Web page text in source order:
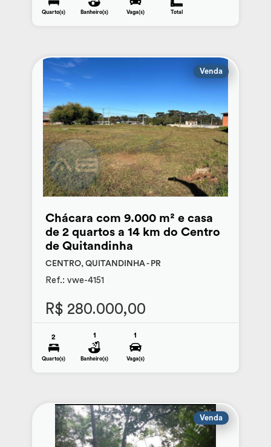
Quarto(s) Banheiro(s) Vaga(s) Total
Venda
Chácara com 9.000 m² e casa
de 2 quartos a 14 km do Centro
de Quitandinha
CENTRO, QUITANDINHA - PR
Ref.: vwe-4151
R$ 280.000,00
2
Quarto(s)
1
Banheiro(s)
1
Vaga(s)
Venda